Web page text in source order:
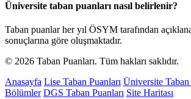
Üniversite taban puanları nasıl belirlenir?
Taban puanlar her yıl ÖSYM tarafından
sonuçlarına göre oluşmaktadır.
© 2026 Taban Puanları. Tüm hakları saklıdır.
Anasayfa Lise Taban Puanları Üniversite Taban
Bölümler DGS Taban Puanları Site Haritası